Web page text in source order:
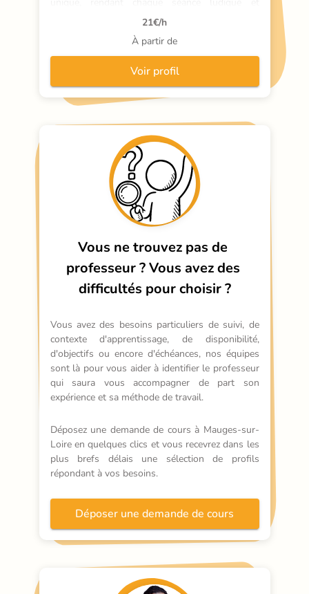
efficace. Avec Théo, l'informatique devient un
terrain de jeu où chacun progresse à son rythme.
21€/h
À partir de
Voir profil
Vous ne trouvez pas de
professeur ? Vous avez des
difficultés pour choisir ?
Vous avez des besoins particuliers de suivi, de
contexte d'apprentissage, de disponibilité,
d'objectifs ou encore d'échéances, nos équipes
sont là pour vous aider à identifier le professeur
qui saura vous accompagner de part son
expérience et sa méthode de travail.
Déposez une demande de cours à Mauges-sur-
Loire en quelques clics et vous recevrez dans les
plus brefs délais une sélection de profils
répondant à vos besoins.
Déposer une demande de cours